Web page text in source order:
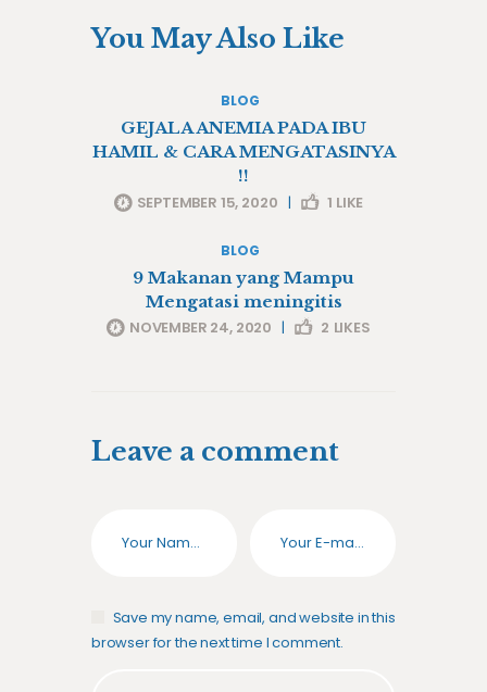
You May Also Like
BLOG
GEJALA ANEMIA PADA IBU
HAMIL & CARA MENGATASINYA
!!
SEPTEMBER 15, 2020 | 1 LIKE
BLOG
9 Makanan yang Mampu
Mengatasi meningitis
NOVEMBER 24, 2020 | 2 LIKES
Leave a comment
Save my name, email, and website in this
browser for the next time I comment.